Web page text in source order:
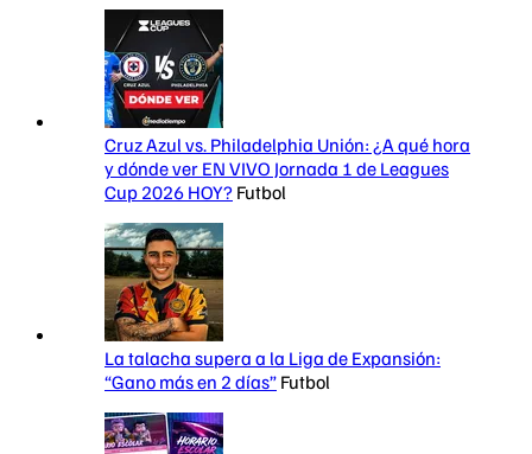
Cruz Azul vs. Philadelphia Unión: ¿A qué hora
y dónde ver EN VIVO Jornada 1 de Leagues
Cup 2026 HOY? Futbol
La talacha supera a la Liga de Expansión:
“Gano más en 2 días” Futbol